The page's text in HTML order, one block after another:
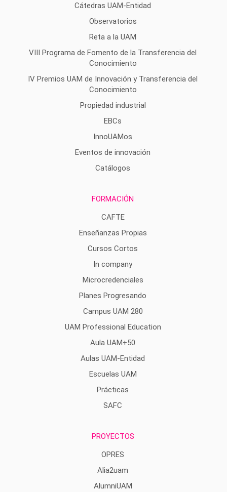
Cátedras UAM-Entidad
Observatorios
Reta a la UAM
VIII Programa de Fomento de la Transferencia del
Conocimiento
IV Premios UAM de Innovación y Transferencia del
Conocimiento
Propiedad industrial
EBCs
InnoUAMos
Eventos de innovación
Catálogos
FORMACIÓN
CAFTE
Enseñanzas Propias
Cursos Cortos
In company
Microcredenciales
Planes Progresando
Campus UAM 280
UAM Professional Education
Aula UAM+50
Aulas UAM-Entidad
Escuelas UAM
Prácticas
SAFC
PROYECTOS
OPRES
Alia2uam
AlumniUAM